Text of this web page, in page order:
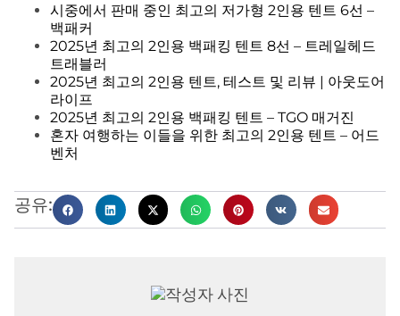
시중에서 판매 중인 최고의 저가형 2인용 텐트 6선 –
백패커
2025년 최고의 2인용 백패킹 텐트 8선 – 트레일헤드
트래블러
2025년 최고의 2인용 텐트, 테스트 및 리뷰 | 아웃도어
라이프
2025년 최고의 2인용 백패킹 텐트 – TGO 매거진
혼자 여행하는 이들을 위한 최고의 2인용 텐트 – 어드
벤처
공유: